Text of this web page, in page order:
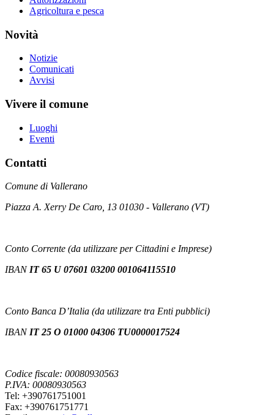
Agricoltura e pesca
Novità
Notizie
Comunicati
Avvisi
Vivere il comune
Luoghi
Eventi
Contatti
Comune di Vallerano
Piazza A. Xerry De Caro, 13 01030 - Vallerano (VT)
Conto Corrente (da utilizzare per Cittadini e Imprese)
IBAN IT 65 U 07601 03200 001064115510
Conto Banca D’Italia (da utilizzare tra Enti pubblici)
IBAN IT 25 O 01000 04306 TU0000017524
Codice fiscale: 00080930563
P.IVA: 00080930563
Tel: +390761751001
Fax: +390761751771